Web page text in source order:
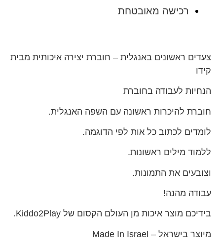
רכישה מאובטחת
צעדים ראשונים באנגלית – חוברת יצירה איכותית מבית
קידו
הנחיות לעבודה בחוברת
חוברת להיכרות ראשונה עם השפה האנגלית.
לומדים לכתוב כל אות לפי הדוגמה.
ללמוד מילים ראשונות.
וצובעים את התמונות.
עבודה מהנה!
בידיכם מוצר איכות מן העולם הקסום של Kiddo2Play.
מיוצר בישראל – Made In Israel